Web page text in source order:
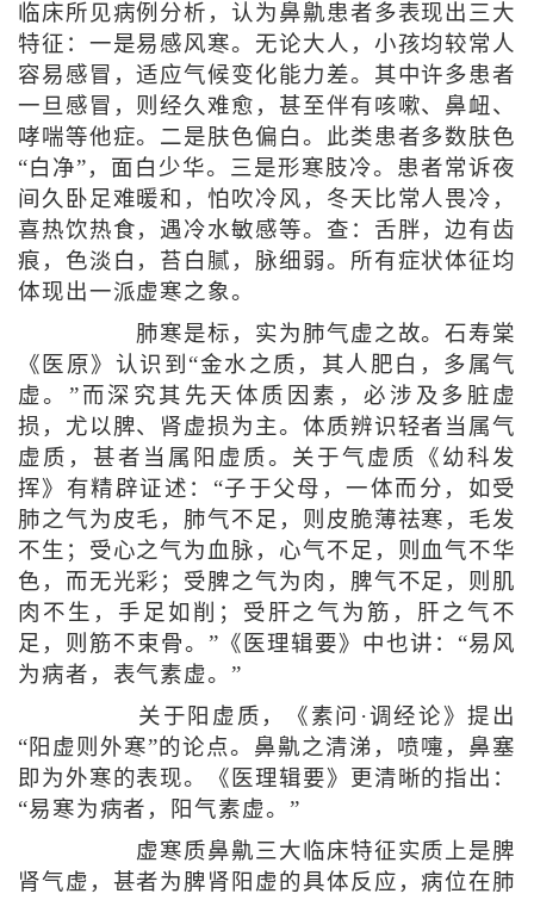
临床所见病例分析，认为鼻鼽患者多表现出三大
特征：一是易感风寒。无论大人，小孩均较常人
容易感冒，适应气候变化能力差。其中许多患者
一旦感冒，则经久难愈，甚至伴有咳嗽、鼻衄、
哮喘等他症。二是肤色偏白。此类患者多数肤色
“白净”，面白少华。三是形寒肢冷。患者常诉夜
间久卧足难暖和，怕吹冷风，冬天比常人畏冷，
喜热饮热食，遇冷水敏感等。查：舌胖，边有齿
痕，色淡白，苔白腻，脉细弱。所有症状体征均
体现出一派虚寒之象。
肺寒是标，实为肺气虚之故。石寿棠
《医原》认识到“金水之质，其人肥白，多属气
虚。”而深究其先天体质因素，必涉及多脏虚
损，尤以脾、肾虚损为主。体质辨识轻者当属气
虚质，甚者当属阳虚质。关于气虚质《幼科发
挥》有精辟证述：“子于父母，一体而分，如受
肺之气为皮毛，肺气不足，则皮脆薄祛寒，毛发
不生；受心之气为血脉，心气不足，则血气不华
色，而无光彩；受脾之气为肉，脾气不足，则肌
肉不生，手足如削；受肝之气为筋，肝之气不
足，则筋不束骨。”《医理辑要》中也讲：“易风
为病者，表气素虚。”
关于阳虚质，《素问·调经论》提出
“阳虚则外寒”的论点。鼻鼽之清涕，喷嚏，鼻塞
即为外寒的表现。《医理辑要》更清晰的指出：
“易寒为病者，阳气素虚。”
虚寒质鼻鼽三大临床特征实质上是脾
肾气虚，甚者为脾肾阳虚的具体反应，病位在肺